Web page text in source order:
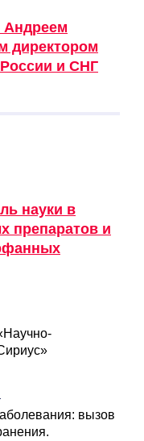
Андреем
директором
и СНГ
науки в
препаратов и
вызов